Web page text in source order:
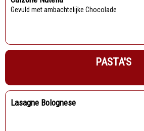
Gevuld met ambachtelijke Chocolade
PASTA'S
Lasagne Bolognese